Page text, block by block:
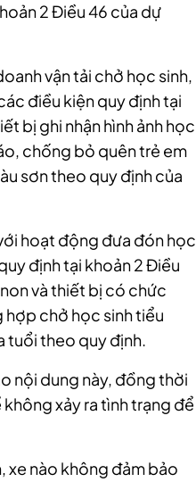
2 Điều 46 của dự
vận tải chở học sinh,
điều kiện quy định tại
bị ghi nhận hình ảnh học
chống bỏ quên trẻ em
sơn theo quy định của
hoạt động đưa đón học
định tại khoản 2 Điều
và thiết bị có chức
chở học sinh tiểu
tuổi theo quy định.
nội dung này, đồng thời
xảy ra tình trạng để
xe nào không đảm bảo